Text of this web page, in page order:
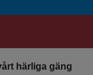
härliga gäng